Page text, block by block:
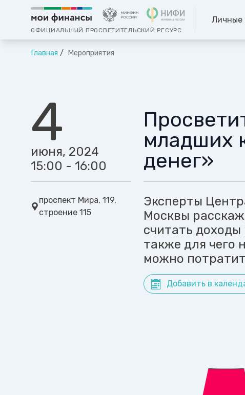
ОФИЦИАЛЬНЫЙ ПРОСВЕТИТЕЛЬСКИЙ РЕСУРС
Личные
Главная Мероприятия
4
июня, 2024
15:00 - 16:00
проспект Мира, 119,
строение 115
младших
денег»
Эксперты
Москвы
считать
также для чего
можно
Добавить в